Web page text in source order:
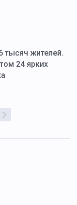
тысяч жителей.
24 ярких